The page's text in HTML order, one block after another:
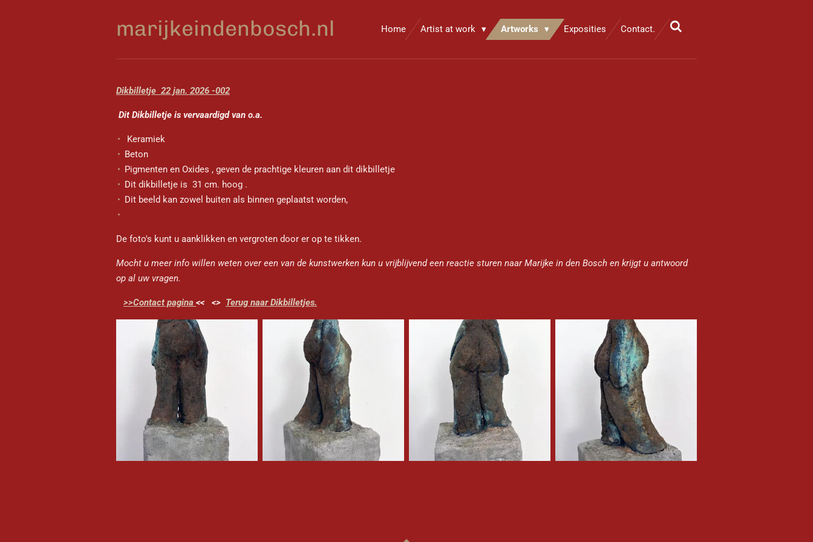
marijkeindenbosch.nl Home Artist at work Artworks Exposities Contact.
Dikbilletje 22 jan. 2026 -002
Dit Dikbilletje is vervaardigd van o.a.
Keramiek
Beton
Pigmenten en Oxides , geven de prachtige kleuren aan dit dikbilletje
Dit dikbilletje is 31 cm. hoog .
Dit beeld kan zowel buiten als binnen geplaatst worden,
De foto's kunt u aanklikken en vergroten door er op te tikken.
Mocht u meer info willen weten over een van de kunstwerken kun u vrijblijvend een reactie sturen naar Marijke in den Bosch en krijgt u antwoord
op al uw vragen.
>>Contact pagina << <> Terug naar Dikbilletjes.